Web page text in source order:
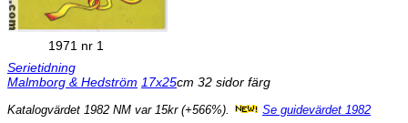
1971 nr 1
Serietidning
Malmborg & Hedström 17x25cm 32 sidor färg
Katalogvärdet 1982 NM var 15kr (+566%). Se guidevärdet 1982